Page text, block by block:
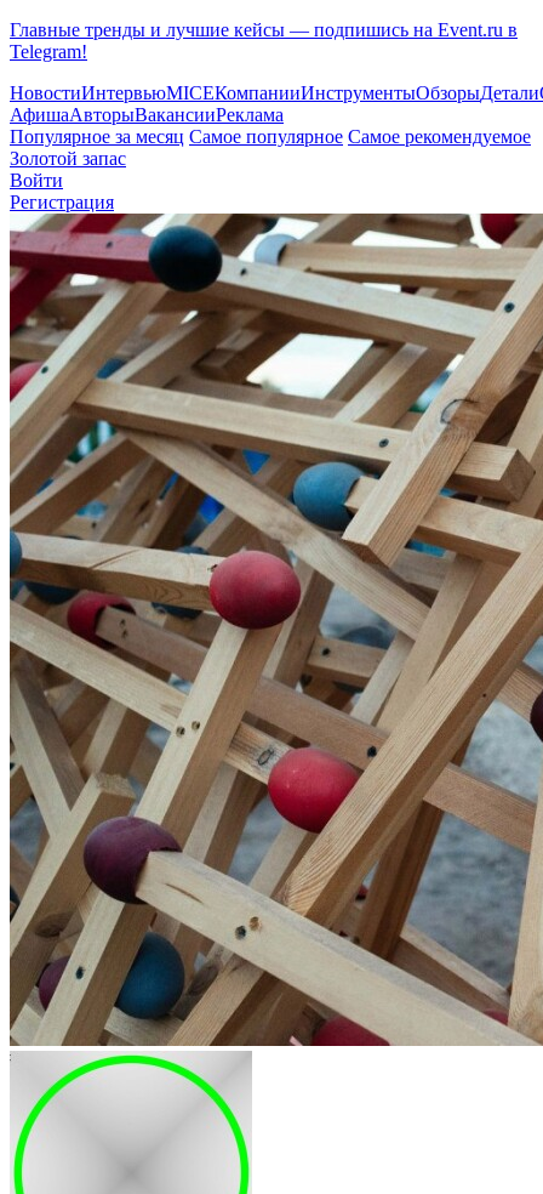
Главные тренды и лучшие кейсы — подпишись на Event.ru в
Telegram!
НовостиИнтервьюMICEКомпанииИнструментыОбзорыДетали
АфишаАвторыВакансииРеклама
Популярное за месяц Самое популярное Самое рекомендуемое
Золотой запас
Войти
Регистрация